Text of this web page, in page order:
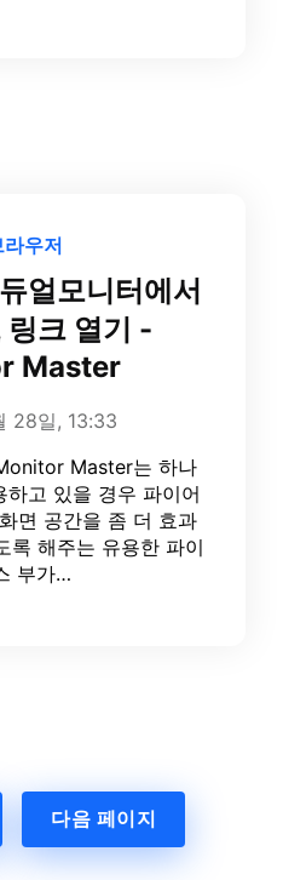
라우저
얼모니터에서
링크 열기 -
Master
28일, 13:33
Master는 하나
고 있을 경우 파이어
면 공간을 좀 더 효과
록 해주는 유용한 파이
부가…
다음 페이지